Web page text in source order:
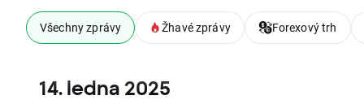
Všechny zprávy Žhavé zprávy Forexový trh
14. ledna 2025